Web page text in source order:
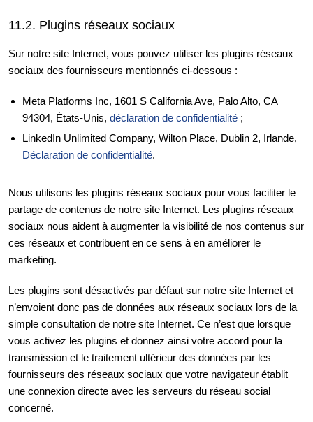
11.2. Plugins réseaux sociaux
Sur notre site Internet, vous pouvez utiliser les plugins réseaux
sociaux des fournisseurs mentionnés ci-dessous :
Meta Platforms Inc, 1601 S California Ave, Palo Alto, CA
94304, États-Unis, déclaration de confidentialité ;
LinkedIn Unlimited Company, Wilton Place, Dublin 2, Irlande,
Déclaration de confidentialité.
Nous utilisons les plugins réseaux sociaux pour vous faciliter le
partage de contenus de notre site Internet. Les plugins réseaux
sociaux nous aident à augmenter la visibilité de nos contenus sur
ces réseaux et contribuent en ce sens à en améliorer le
marketing.
Les plugins sont désactivés par défaut sur notre site Internet et
n’envoient donc pas de données aux réseaux sociaux lors de la
simple consultation de notre site Internet. Ce n’est que lorsque
vous activez les plugins et donnez ainsi votre accord pour la
transmission et le traitement ultérieur des données par les
fournisseurs des réseaux sociaux que votre navigateur établit
une connexion directe avec les serveurs du réseau social
concerné.